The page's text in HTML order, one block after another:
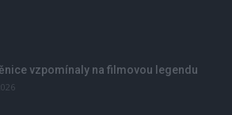
vzpomínaly na filmovou legendu